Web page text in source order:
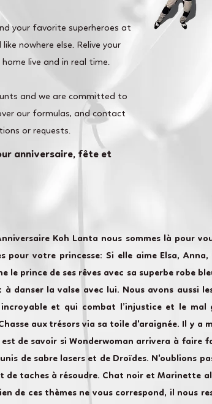
your favorite superheroes at
nowhere else. Relive your
live and in real time.
and we are committed to
our formulas, and contact
or requests.
anniversaire, fête et
Koh Lanta nous sommes là pour
pour votre princesse: Si elle aime Elsa,
le prince de ses rêves avec sa superbe robe
danser la valse avec lui. Nous avons aussi
et qui combat l’injustice et le mal
aux trésors via sa toile d'araignée. Il y a
de savoir si Wonderwoman arrivera à faire
de sabre lasers et de Droïdes. N'oublions
de taches à résoudre. Chat noir et Marinette
de ces thèmes ne vous correspond, il nous